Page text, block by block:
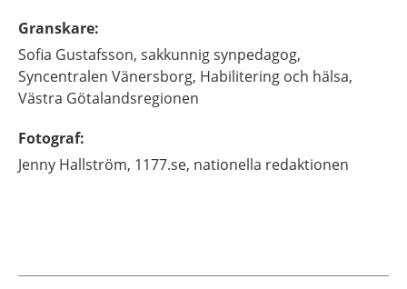
Granskare:
Sofia Gustafsson, sakkunnig synpedagog,
Syncentralen Vänersborg, Habilitering och hälsa,
Västra Götalandsregionen
Fotograf:
Jenny Hallström, 1177.se, nationella redaktionen